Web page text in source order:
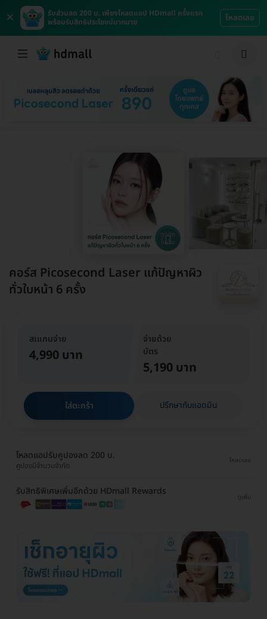
×
รับส่วนลด 200 บ. เพียงโหลดแอป HDmall ครั้งแรก
พร้อมรับสิทธิประโยชน์มากมาย
โหลดเลย
คอร์ส Picosecond Laser แก้ปัญหาผิว
ทั่วใบหน้า 6 ครั้ง
จ่ายด้วย
บัตร
5,190 บาท
สเแกนจ่าย
4,990 บาท
ใส่ตะกร้า ปรึกษากับแอดมิน
โหลดแอปรับคูปองลด 200 บ.
คูปองมีจำนวนจำกัด
โหลดเลย
รับสิทธิพิเศษเพิ่มอีกด้วย HDmall Rewards
ดูเพิ่ม